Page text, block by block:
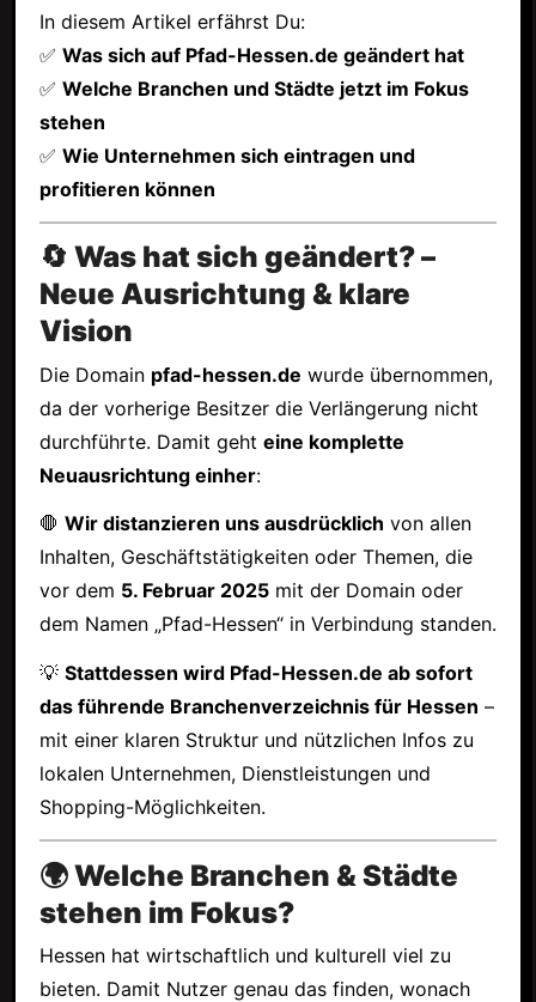
In diesem Artikel erfährst Du:
✅ Was sich auf Pfad-Hessen.de geändert hat
✅ Welche Branchen und Städte jetzt im Fokus
stehen
✅ Wie Unternehmen sich eintragen und
profitieren können
🔄 Was hat sich geändert? –
Neue Ausrichtung & klare
Vision
Die Domain pfad-hessen.de wurde übernommen,
da der vorherige Besitzer die Verlängerung nicht
durchführte. Damit geht eine komplette
Neuausrichtung einher:
🛑 Wir distanzieren uns ausdrücklich von allen
Inhalten, Geschäftstätigkeiten oder Themen, die
vor dem 5. Februar 2025mit der Domain oder
dem Namen „Pfad-Hessen“ in Verbindung standen.
💡 Stattdessen wird Pfad-Hessen.de ab sofort
das führende Branchenverzeichnis für Hessen –
mit einer klaren Struktur und nützlichen Infos zu
lokalen Unternehmen, Dienstleistungen und
Shopping-Möglichkeiten.
🌍 Welche Branchen & Städte
stehen im Fokus?
Hessen hat wirtschaftlich und kulturell viel zu
bieten. Damit Nutzer genau das finden, wonach